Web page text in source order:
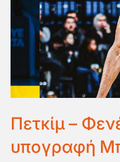
Πετκίμ –
υπογραφή